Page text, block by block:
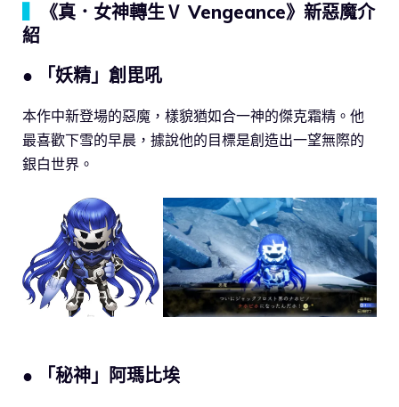
《真．女神轉生Ⅴ Vengeance》新惡魔介
紹
● 「妖精」創毘吼
本作中新登場的惡魔，樣貌猶如合一神的傑克霜精。他
最喜歡下雪的早晨，據說他的目標是創造出一望無際的
銀白世界。
● 「秘神」阿瑪比埃